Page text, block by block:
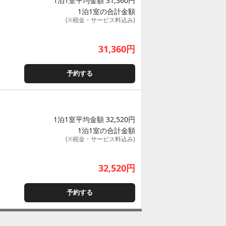
1泊1室の合計金額
(※税金・サービス料込み)
31,360円
予約する
1泊1室平均金額 32,520円
1泊1室の合計金額
(※税金・サービス料込み)
32,520円
予約する